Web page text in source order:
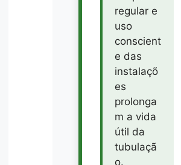
regular e
uso
conscient
e das
instalaçõ
es
prolonga
m a vida
útil da
tubulaçã
o.